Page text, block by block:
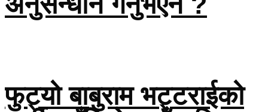
फुट्यो बाबुराम भट्टराईको